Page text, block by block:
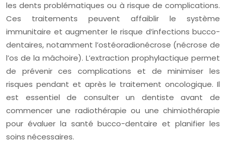
les dents problématiques ou à risque de complications.
Ces traitements peuvent affaiblir le système
immunitaire et augmenter le risque d’infections bucco-
dentaires, notamment l’ostéoradionécrose (nécrose de
l’os de la mâchoire). L’extraction prophylactique permet
de prévenir ces complications et de minimiser les
risques pendant et après le traitement oncologique. Il
est essentiel de consulter un dentiste avant de
commencer une radiothérapie ou une chimiothérapie
pour évaluer la santé bucco-dentaire et planifier les
soins nécessaires.